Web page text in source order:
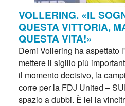
VOLLERING. «IL
QUESTA VITTORIA,
QUESTA VITA!»
Demi Vollering ha aspettato
mettere il sigillo più
il momento decisivo, la
corre per la FDJ United –
spazio a dubbi. È lei la